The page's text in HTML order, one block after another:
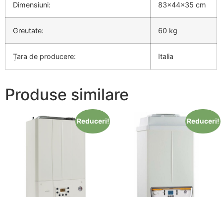
Dimensiuni: 83×44×35 cm
Greutate: 60 kg
Țara de producere: Italia
Produse similare
Reduceri! Reduceri!